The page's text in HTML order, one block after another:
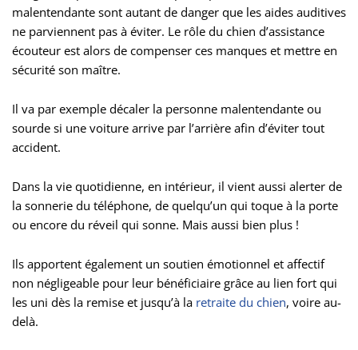
malentendante sont autant de danger que les aides auditives
ne parviennent pas à éviter. Le rôle du chien d’assistance
écouteur est alors de compenser ces manques et mettre en
sécurité son maître.
Il va par exemple décaler la personne malentendante ou
sourde si une voiture arrive par l’arrière afin d’éviter tout
accident.
Dans la vie quotidienne, en intérieur, il vient aussi alerter de
la sonnerie du téléphone, de quelqu’un qui toque à la porte
ou encore du réveil qui sonne. Mais aussi bien plus !
Ils apportent également un soutien émotionnel et affectif
non négligeable pour leur bénéficiaire grâce au lien fort qui
les uni dès la remise et jusqu’à la retraite du chien, voire au-
delà.